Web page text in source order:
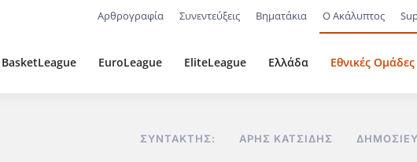
Αρθρογραφία Συνεντεύξεις Βηματάκια Ο Ακάλυπτος
BasketLeague EuroLeague EliteLeague Ελλάδα Εθνικές Ομάδες
ΣΥΝΤΆΚΤΗΣ: ΆΡΗΣ ΚΑΤΣΊΔΗΣ